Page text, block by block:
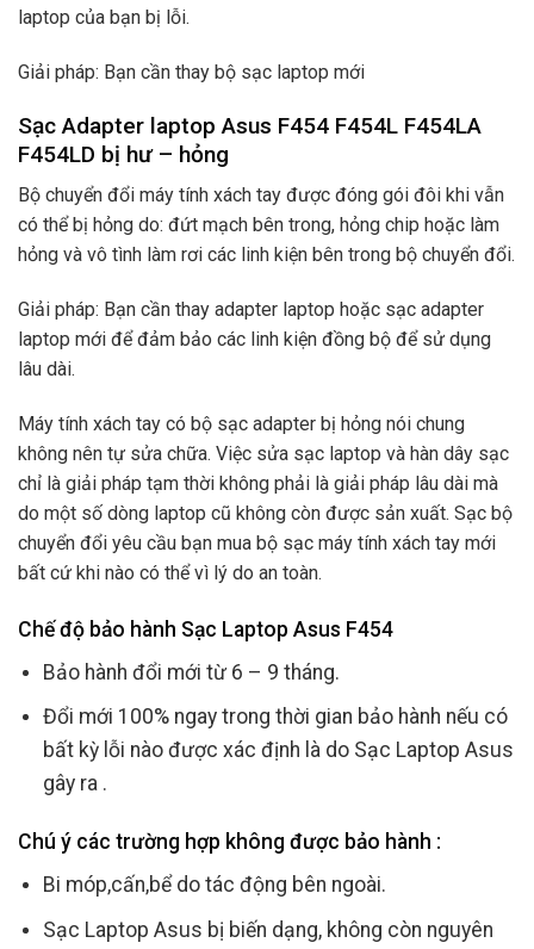
laptop của bạn bị lỗi.
Giải pháp: Bạn cần thay bộ sạc laptop mới
Sạc Adapter laptop Asus F454 F454L F454LA
F454LD bị hư – hỏng
Bộ chuyển đổi máy tính xách tay được đóng gói đôi khi vẫn
có thể bị hỏng do: đứt mạch bên trong, hỏng chip hoặc làm
hỏng và vô tình làm rơi các linh kiện bên trong bộ chuyển đổi.
Giải pháp: Bạn cần thay adapter laptop hoặc sạc adapter
laptop mới để đảm bảo các linh kiện đồng bộ để sử dụng
lâu dài.
Máy tính xách tay có bộ sạc adapter bị hỏng nói chung
không nên tự sửa chữa. Việc sửa sạc laptop và hàn dây sạc
chỉ là giải pháp tạm thời không phải là giải pháp lâu dài mà
do một số dòng laptop cũ không còn được sản xuất. Sạc bộ
chuyển đổi yêu cầu bạn mua bộ sạc máy tính xách tay mới
bất cứ khi nào có thể vì lý do an toàn.
Chế độ bảo hành Sạc Laptop Asus F454
Bảo hành đổi mới từ 6 – 9 tháng.
Đổi mới 100% ngay trong thời gian bảo hành nếu có
bất kỳ lỗi nào được xác định là do Sạc Laptop Asus
gây ra .
Chú ý các trường hợp không được bảo hành :
Bi móp,cấn,bể do tác động bên ngoài.
Sạc Laptop Asus bị biến dạng, không còn nguyên